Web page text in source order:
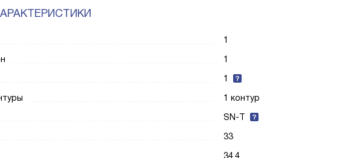
1
1
1
1 контур
SN-T
33
34.4